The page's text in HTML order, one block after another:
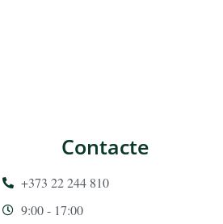
Contacte
+373 22 244 810
9:00 - 17:00